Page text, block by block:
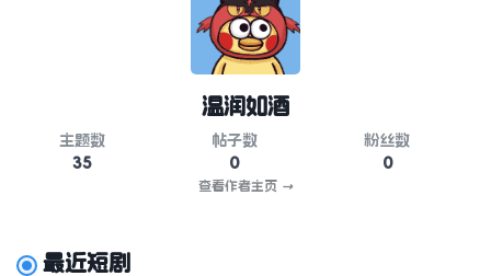
温润如酒
主题数
35
帖子数
0
粉丝数
0
查看作者主页 →
最近短剧